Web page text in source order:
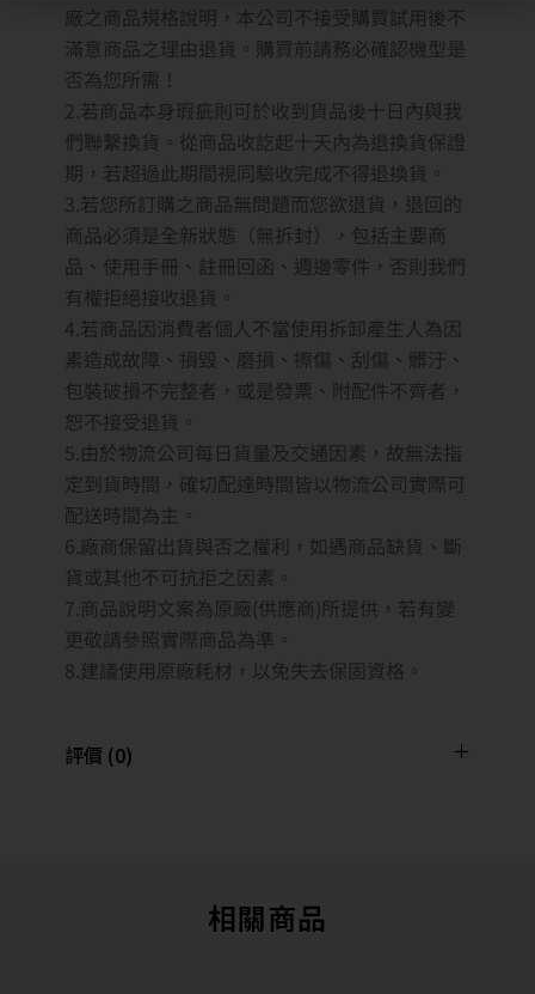
廠之商品規格說明，本公司不接受購買試用後不
滿意商品之理由退貨。購買前請務必確認機型是
否為您所需！
2.若商品本身瑕疵則可於收到貨品後十日內與我
們聯繫換貨。從商品收訖起十天內為退換貨保證
期，若超過此期間視同驗收完成不得退換貨。
3.若您所訂購之商品無問題而您欲退貨，退回的
商品必須是全新狀態（無拆封），包括主要商
品、使用手冊、註冊回函、週邊零件，否則我們
有權拒絕接收退貨。
4.若商品因消費者個人不當使用拆卸產生人為因
素造成故障、損毀、磨損、擦傷、刮傷、髒汙、
包裝破損不完整者，或是發票、附配件不齊者，
恕不接受退貨。
5.由於物流公司每日貨量及交通因素，故無法指
定到貨時間，確切配達時間皆以物流公司實際可
配送時間為主。
6.廠商保留出貨與否之權利，如遇商品缺貨、斷
貨或其他不可抗拒之因素。
7.商品說明文案為原廠(供應商)所提供，若有變
更敬請參照實際商品為準。
8.建議使用原廠耗材，以免失去保固資格。
評價 (0)
相關商品